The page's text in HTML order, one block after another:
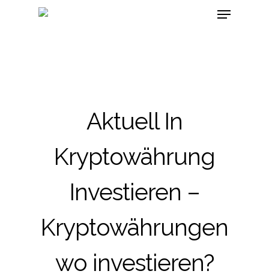
Aktuell In
Kryptowährung
Investieren –
Kryptowährungen
wo investieren?